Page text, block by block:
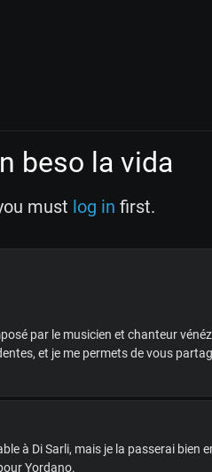
beso la vida
must log in first.
par le musicien et chanteur
et je me permets de vous
à Di Sarli, mais je la passerai bien
Yordano.